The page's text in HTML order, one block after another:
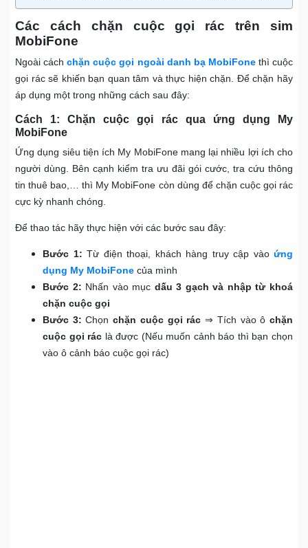
Các cách chặn cuộc gọi rác trên sim
MobiFone
Ngoài cáchchặn cuộc gọi ngoài danh bạ MobiFonethì cuộc
gọi rác sẽ khiến bạn quan tâm và thực hiện chặn. Để chặn hãy
áp dụng một trong những cách sau đây:
Cách 1: Chặn cuộc gọi rác qua ứng dụng My
MobiFone
Ứng dụng siêu tiện ích My MobiFone mang lại nhiều lợi ích cho
người dùng. Bên cạnh kiểm tra ưu đãi gói cước, tra cứu thông
tin thuê bao,… thì My MobiFone còn dùng để chặn cuộc gọi rác
cực kỳ nhanh chóng.
Để thao tác hãy thực hiện với các bước sau đây:
Bước 1: Từ điện thoại, khách hàng truy cập vào ứng
dụng My MobiFone của mình
Bước 2: Nhấn vào mục dấu 3 gạch và nhập từ khoá
chặn cuộc gọi
Bước 3: Chọnchặn cuộc gọi rác ⇒ Tích vào ô chặn
cuộc gọi rác là được (Nếu muốn cảnh báo thì bạn chọn
vào ô cảnh báo cuộc gọi rác)